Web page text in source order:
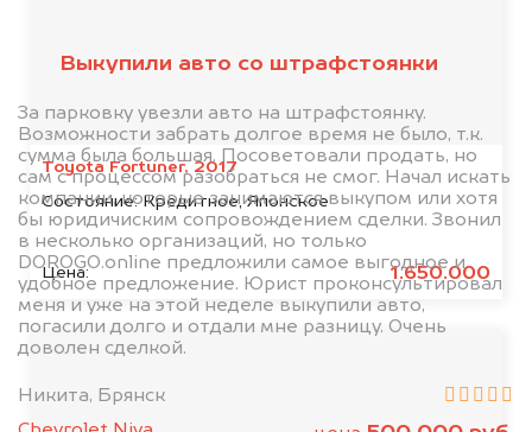
Toyota Fortuner, 2017
Состояние:Кредитное, Японское
Цена: 1.650.000
Выкупили авто со штрафстоянки
За парковку увезли авто на штрафстоянку.
Возможности забрать долгое время не было, т.к.
сумма была большая. Посоветовали продать, но
сам с процессом разобраться не смог. Начал искать
компании, которые занимаются выкупом или хотя
бы юридичиским сопровождением сделки. Звонил
в несколько организаций, но только
DOROGO.online предложили самое выгодное и
удобное предложение. Юрист проконсультировал
меня и уже на этой неделе выкупили авто,
погасили долго и отдали мне разницу. Очень
доволен сделкой.
Никита, Брянск